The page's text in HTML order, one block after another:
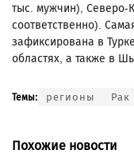
тыс. мужчин), Северо-
соответственно).
зафиксирована в
областях, а также в
Темы: регионы Рак
Похожие новости